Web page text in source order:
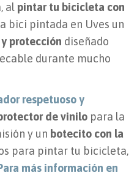
al pintar tu bicicleta con
bici pintada en Uves un
protección diseñado
durante mucho
respetuoso y
de vinilo para la
y un botecito con la
para pintar tu bicicleta,
más información en